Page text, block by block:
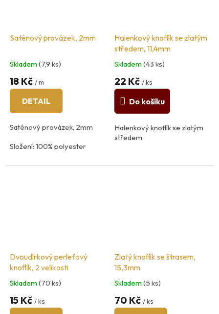
Saténový provázek, 2mm
Skladem(7,9 ks)
18 Kč / m
DETAIL
Saténový provázek, 2mm
Složení: 100% polyester
země původu: Itálie
Halenkový knoflík se zlatým
středem, 11,4mm
Skladem(43 ks)
22 Kč / ks
Do košíku
Halenkový knoflík se zlatým
středem
Dvoudírkový perleťový
knoflík, 2 velikosti
Skladem(70 ks)
15 Kč / ks
Zlatý knoflík se štrasem,
15,3mm
Skladem(5 ks)
70 Kč / ks